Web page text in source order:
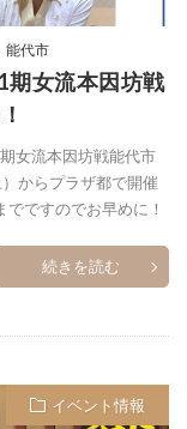
能代市
期女流本因坊戦
女流本因坊戦能代市
からプラザ都で開催
ですのでお早めに！
続きを読む
イベント情報